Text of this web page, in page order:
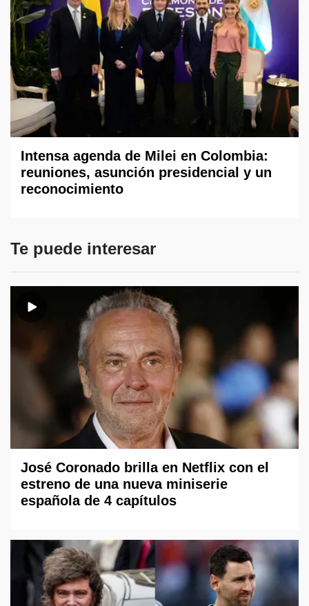
Intensa agenda de Milei en Colombia:
reuniones, asunción presidencial y un
reconocimiento
Te puede interesar
José Coronado brilla en Netflix con el
estreno de una nueva miniserie
española de 4 capítulos